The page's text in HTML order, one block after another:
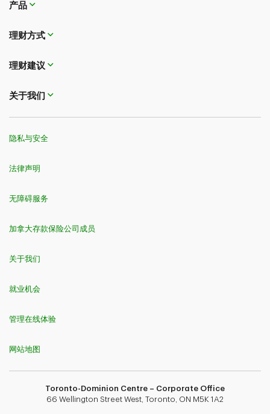
产品
理财方式
理财建议
关于我们
隐私与安全
法律声明
无障碍服务
加拿大存款保险公司成员
关于我们
就业机会
管理在线体验
网站地图
Toronto-Dominion Centre – Corporate Office
66 Wellington Street West, Toronto, ON M5K 1A2